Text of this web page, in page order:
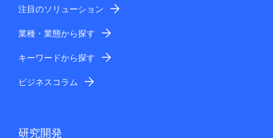
注目のソリューション
業種・業態から探す
キーワードから探す
ビジネスコラム
研究開発